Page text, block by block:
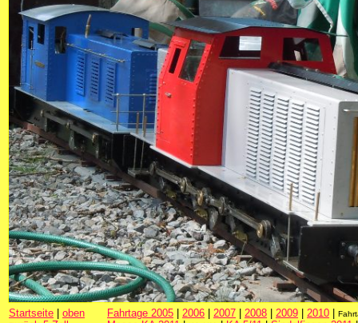
Startseite
oben
Fahrtage 2005 2006 2007 2008 2009 2010